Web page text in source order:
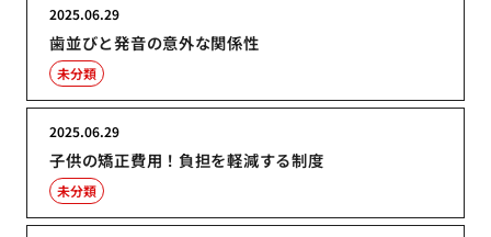
歯並びと発音の意外な関係性
2025.06.29
未分類
子供の矯正費用！負担を軽減する制度
2025.06.29
未分類